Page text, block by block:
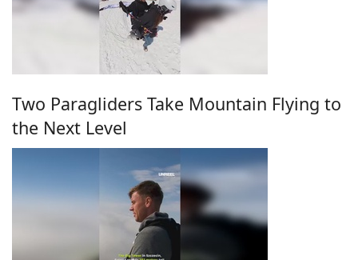
Two Paragliders Take Mountain Flying to
the Next Level